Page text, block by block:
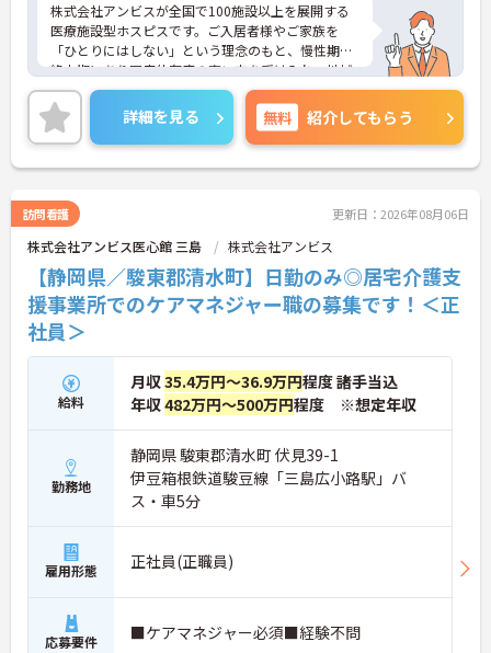
株式会社アンビスが全国で100施設以上を展開する
医療施設型ホスピスです。ご入居者様やご家族を
「ひとりにはしない」という理念のもと、慢性期や
終末期にあり医療依存度の高い方を受け入れ、地域
医療を支える社会的意義の高い事業を推進していま
す。現場には看護師が24時間常駐しています。急変
時の対応や医療行為は看護師が担当するため、初任
者研修や実務者研修の方も食事介助や入浴介助など
の生活を支えるケアに専念できる環境です。多職種
連携の体制がしっかりと整っています。働き方の面
では、夜勤明けの翌日が原則として公休となるほ
か、月平均の残業時間も5時間から7時間程度とかな
り少なめです。常勤スタッフの比率が90パーセント
を超えているため急な勤務変更が発生しにくく、あ
らかじめ決められた訪問予定表に沿って規則正しく
働けます。入職後は現場スタッフによるお一人おひ
とりに合わせた個別のOJT研修が実施されます。eラ
専門性を着実に深めていける環境が用意されていま
す。
★おすすめPOINT★
＜個別ＯＪＴとチーム連携で着実に成長！＞
・入職後はお一人おひとりの習熟度に合わせた個別
のＯＪＴ研修を実施し、ｅラーニングを用いた学習
の機会も提供されます
・施設内には看護師が24時間常駐しており、急変時
の対応や専門的な医療処置は看護師が担当するため
負担が減ります
・介護スタッフと看護スタッフの比率が1対1で相談
しやすく、初任者研修や実務者研修からでも着実に
専門性を高められます
詳細を見る 無料 紹介してもらう
訪問看護 更新日：2026年08月06日
株式会社アンビス医心館 三島 株式会社アンビス
【静岡県／駿東郡清水町】日勤のみ◎居宅介護支
援事業所でのケアマネジャー職の募集です！＜正
社員＞
給料
月収35.4万円～36.9万円程度 諸手当込
年収482万円～500万円程度 ※想定年収
勤務地
静岡県 駿東郡清水町 伏見39-1
伊豆箱根鉄道駿豆線「三島広小路駅」バ
ス・車5分
雇用形態 正社員(正職員)
応募要件 ■ケアマネジャー必須■経験不問